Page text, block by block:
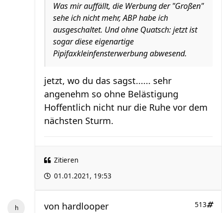
Was mir auffällt, die Werbung der "Großen"
sehe ich nicht mehr, ABP habe ich
ausgeschaltet. Und ohne Quatsch: jetzt ist
sogar diese eigenartige
Pipifaxkleinfensterwerbung abwesend.
jetzt, wo du das sagst...... sehr
angenehm so ohne Belästigung
Hoffentlich nicht nur die Ruhe vor dem
nächsten Sturm.
Zitieren
01.01.2021, 19:53
513
von hardlooper